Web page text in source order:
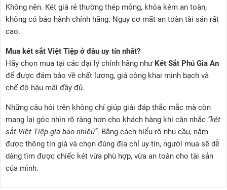
Không nên. Két giá rẻ thường thép mỏng, khóa kém an toàn,
không có bảo hành chính hãng. Nguy cơ mất an toàn tài sản rất
cao.
Mua két sắt Việt Tiệp ở đâu uy tín nhất?
Hãy chọn mua tại các đại lý chính hãng như Két Sắt Phú Gia An
để được đảm bảo về chất lượng, giá công khai minh bạch và
chế độ hậu mãi đầy đủ.
Những câu hỏi trên không chỉ giúp giải đáp thắc mắc mà còn
mang lại góc nhìn rõ ràng hơn cho khách hàng khi cân nhắc “két
sắt Việt Tiệp giá bao nhiêu”. Bằng cách hiểu rõ nhu cầu, nắm
được thông tin giá và chọn đúng địa chỉ uy tín, người mua sẽ dễ
dàng tìm được chiếc két vừa phù hợp, vừa an toàn cho tài sản
của mình.